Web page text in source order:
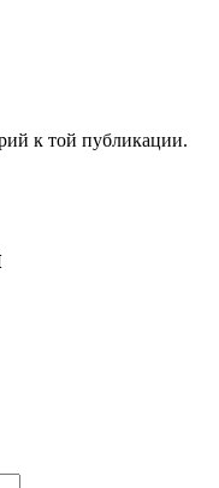
к той публикации.